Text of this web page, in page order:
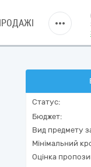
Статус:
Бюджет:
Вид предмету
Мінімальний
Оцінка